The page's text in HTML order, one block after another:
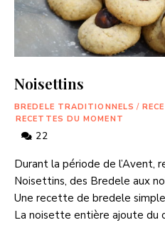
Noisettins
BREDELE TRADITIONNELS /
RECETTES DU MOMENT
22
Durant la période de l’Avent,
Noisettins, des Bredele aux
Une recette de bredele
La noisette entière ajoute du